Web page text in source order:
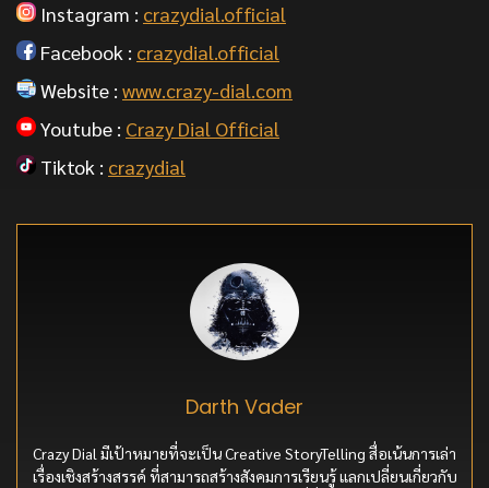
Instagram : crazydial.official
Facebook : crazydial.official
Website : www.crazy-dial.com
Youtube : Crazy Dial Official
Tiktok : crazydial
Darth Vader
Crazy Dial มีเป้าหมายที่จะเป็น Creative StoryTelling สื่อเน้นการเล่า
เรื่องเชิงสร้างสรรค์ ที่สามารถสร้างสังคมการเรียนรู้ แลกเปลี่ยนเกี่ยวกับ